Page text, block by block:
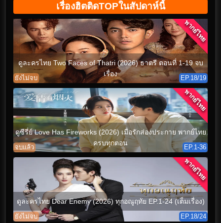
เรื่องฮิตติดTOPในสัปดาห์นี้
ดูละครไทย Two Faces of Thatri (2026) ธาตรี ตอนที่ 1-19 จบ
เรื่อง
ยังไม่จบ EP.18/19
พากย์ไทย
ดูซีรี่ย์ Love Has Fireworks (2026) เมื่อรักส่องประกาย พากย์ไทย
ครบทุกตอน
จบแล้ว EP.1-36
พากย์ไทย
ดูละครไทย Dear Enemy (2026) ทุกอณูฤทัย EP.1-24 (เต็มเรื่อง)
ยังไม่จบ EP.18/24
พากย์ไทย